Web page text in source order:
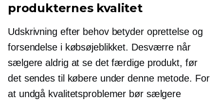
produkternes kvalitet
Udskrivning efter behov betyder oprettelse og
forsendelse i købsøjeblikket. Desværre når
sælgere aldrig at se det færdige produkt, før
det sendes til købere under denne metode. For
at undgå kvalitetsproblemer bør sælgere